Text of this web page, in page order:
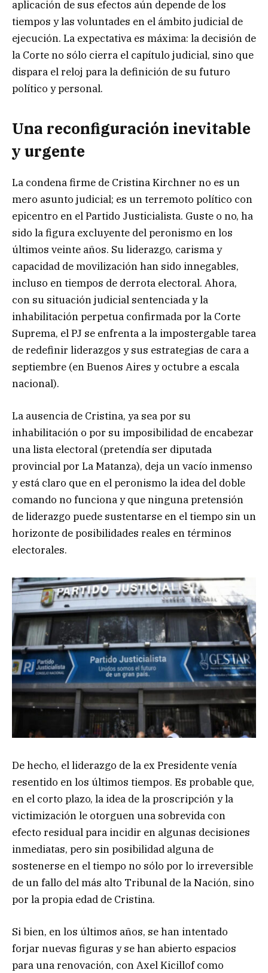
aplicación de sus efectos aún depende de los
tiempos y las voluntades en el ámbito judicial de
ejecución. La expectativa es máxima: la decisión de
la Corte no sólo cierra el capítulo judicial, sino que
dispara el reloj para la definición de su futuro
político y personal.
Una reconfiguración inevitable
y urgente
La condena firme de Cristina Kirchner no es un
mero asunto judicial; es un terremoto político con
epicentro en el Partido Justicialista. Guste o no, ha
sido la figura excluyente del peronismo en los
últimos veinte años. Su liderazgo, carisma y
capacidad de movilización han sido innegables,
incluso en tiempos de derrota electoral. Ahora,
con su situación judicial sentenciada y la
inhabilitación perpetua confirmada por la Corte
Suprema, el PJ se enfrenta a la impostergable tarea
de redefinir liderazgos y sus estrategias de cara a
septiembre (en Buenos Aires y octubre a escala
nacional).
La ausencia de Cristina, ya sea por su
inhabilitación o por su imposibilidad de encabezar
una lista electoral (pretendía ser diputada
provincial por La Matanza), deja un vacío inmenso
y está claro que en el peronismo la idea del doble
comando no funciona y que ninguna pretensión
de liderazgo puede sustentarse en el tiempo sin un
horizonte de posibilidades reales en términos
electorales.
De hecho, el liderazgo de la ex Presidente venía
resentido en los últimos tiempos. Es probable que,
en el corto plazo, la idea de la proscripción y la
victimización le otorguen una sobrevida con
efecto residual para incidir en algunas decisiones
inmediatas, pero sin posibilidad alguna de
sostenerse en el tiempo no sólo por lo irreversible
de un fallo del más alto Tribunal de la Nación, sino
por la propia edad de Cristina.
Si bien, en los últimos años, se han intentado
forjar nuevas figuras y se han abierto espacios
para una renovación, con Axel Kicillof como